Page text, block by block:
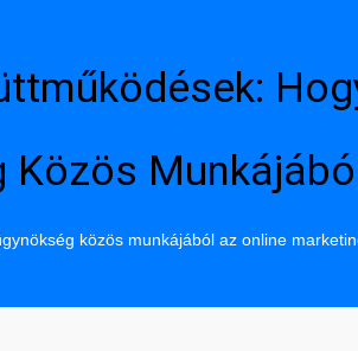
Közös
közös munkájából az online